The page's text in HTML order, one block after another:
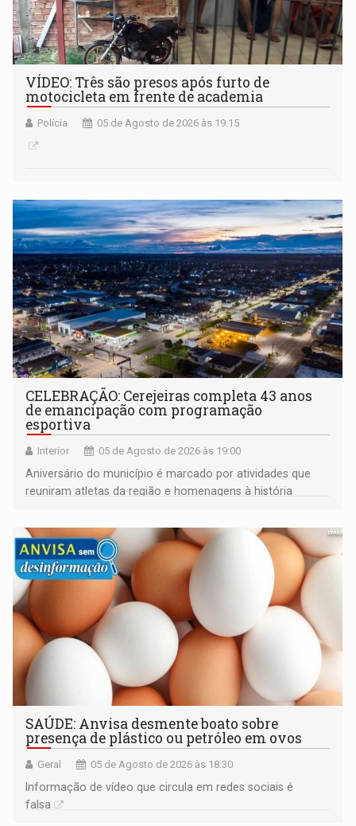
VÍDEO: Três são presos após furto de
motocicleta em frente de academia
Polícia 05 de Agosto de 2026 às 19:15
CELEBRAÇÃO: Cerejeiras completa 43 anos
de emancipação com programação
esportiva
Interior 05 de Agosto de 2026 às 19:00
Aniversário do município é marcado por atividades que
reuniram atletas da região e homenagens à história
SAÚDE: Anvisa desmente boato sobre
presença de plástico ou petróleo em ovos
Geral 05 de Agosto de 2026 às 18:30
Informação de vídeo que circula em redes sociais é
falsa